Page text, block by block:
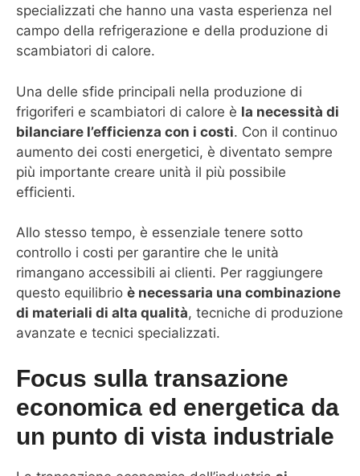
specializzati che hanno una vasta esperienza nel
campo della refrigerazione e della produzione di
scambiatori di calore.
Una delle sfide principali nella produzione di
frigoriferi e scambiatori di calore è la necessità di
bilanciare l’efficienza con i costi. Con il continuo
aumento dei costi energetici, è diventato sempre
più importante creare unità il più possibile
efficienti.
Allo stesso tempo, è essenziale tenere sotto
controllo i costi per garantire che le unità
rimangano accessibili ai clienti. Per raggiungere
questo equilibrio è necessaria una combinazione
di materiali di alta qualità, tecniche di produzione
avanzate e tecnici specializzati.
Focus sulla transazione
economica ed energetica da
un punto di vista industriale